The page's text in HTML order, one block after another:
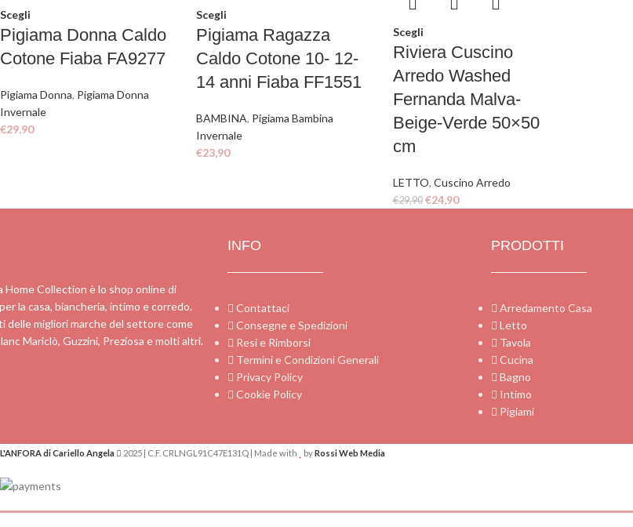
Scegli
Pigiama Donna Caldo
Cotone Fiaba FA9277
Pigiama Donna, Pigiama Donna
Invernale
€29,90
Scegli
Pigiama Ragazza
Caldo Cotone 10- 12-
14 anni Fiaba FF1551
BAMBINA, Pigiama Bambina
Invernale
€23,90
Scegli
Riviera Cuscino
Arredo Washed
Fernanda Malva-
Beige-Verde 50×50
cm
LETTO, Cuscino Arredo
€29,90 €24,90
Home Collection è lo shop online di
la casa, biancheria, intimo e corredo.
delle migliori marche del settore come
Mariclò, Guzzini, Preziosa e molti altri.
INFO
Contattaci
Consegne e Spedizioni
Resi e Rimborsi
Termini e Condizioni Generali
Privacy Policy
Cookie Policy
PRODOTTI
Arredamento Casa
Letto
Tavola
Cucina
Bagno
Intimo
Pigiami
L'ANFORA di Cariello Angela 2025 | C.F. CRLNGL91C47E131Q | Made with byRossi Web Media